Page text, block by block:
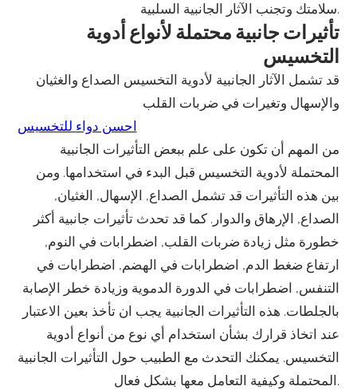
سلامتك وتجنب الآثار الجانبية السلبية.
تأثيرات جانبية محتملة لأنواع أدوية
التخسيس
قد تشمل الآثار الجانبية لأدوية التخسيس الصداع والغثيان
والإسهال وتغيرات في ضربات القلب
احسن دواء للتخسيس
من المهم أن تكون على علم ببعض التأثيرات الجانبية
المحتملة لأدوية التخسيس قبل البدء في استخدامها. ومن
بين هذه التأثيرات قد تشمل الصداع, الإسهال, الغثيان,
الصداع, الإرهاق والدوار. كما قد تحدث تأثيرات جانبية أكثر
خطورة مثل زيادة ضربات القلب, اضطرابات في النوم,
ارتفاع ضغط الدم, اضطرابات في الهضم, اضطرابات في
التنفس, اضطرابات في الدورة الدموية وزيادة خطر الإصابة
بالجلطات. هذه التأثيرات الجانبية يجب ان تأخذ بعين الاعتبار
عند اتخاذ قرارك بشأن استخدام أي نوع من أنواع أدوية
التخسيس. يمكنك التحدث مع الطبيب حول التأثيرات الجانبية
المحتملة وكيفية التعامل معها بشكل فعال.